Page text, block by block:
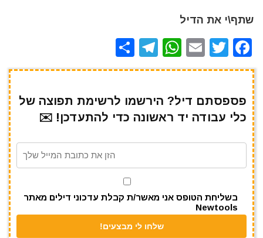
שתף\י את הדיל
F
a
e
b
o
T
w
te
r
E
m
l
W
h
s
A
p
T
el
gr
a
m
h
e
פספסתם דיל? הירשמו לרשימת תפוצה של
כלי עבודה יד ראשונה כדי להתעדכן! ✉️
בשליחת הטופס אני מאשר/ת קבלת עדכוני דילים מאתר
Newtools